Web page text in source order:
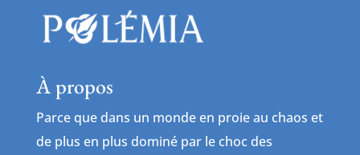
À propos
Parce que dans un monde en proie au chaos et
de plus en plus dominé par le choc des